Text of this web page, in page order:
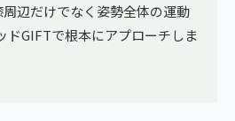
辺だけでなく姿勢全体の運動
ドGIFTで根本にアプローチしま